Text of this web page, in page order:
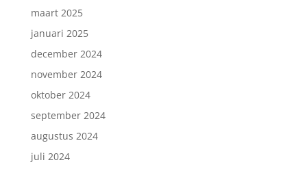
maart 2025
januari 2025
december 2024
november 2024
oktober 2024
september 2024
augustus 2024
juli 2024